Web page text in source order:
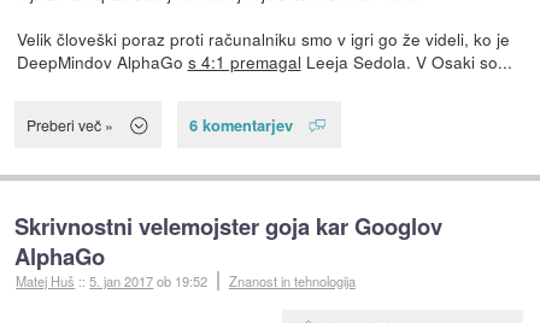
Velik človeški poraz proti računalniku smo v igri go že videli, ko je
DeepMindov AlphaGo s 4:1 premagal Leeja Sedola. V Osaki so...
Preberi več » 6 komentarjev
Skrivnostni velemojster goja kar Googlov
AlphaGo
Matej Huš ::5. jan 2017ob 19:52 Znanost in tehnologija